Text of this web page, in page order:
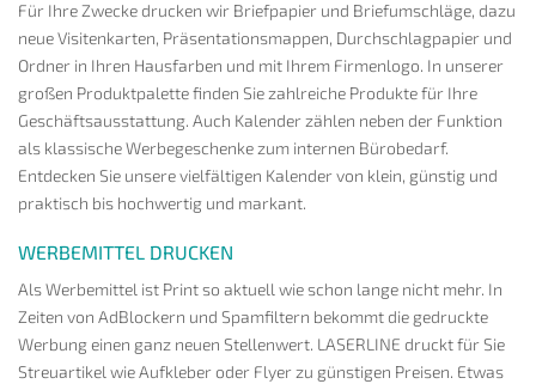
Für Ihre Zwecke drucken wir Briefpapier und Briefumschläge, dazu
neue Visitenkarten, Präsentationsmappen, Durchschlagpapier und
Ordner in Ihren Hausfarben und mit Ihrem Firmenlogo. In unserer
großen Produktpalette finden Sie zahlreiche Produkte für Ihre
Geschäftsausstattung. Auch Kalender zählen neben der Funktion
als klassische Werbegeschenke zum internen Bürobedarf.
Entdecken Sie unsere vielfältigen Kalender von klein, günstig und
praktisch bis hochwertig und markant.
WERBEMITTEL DRUCKEN
Als Werbemittel ist Print so aktuell wie schon lange nicht mehr. In
Zeiten von AdBlockern und Spamfiltern bekommt die gedruckte
Werbung einen ganz neuen Stellenwert. LASERLINE druckt für Sie
Streuartikel wie Aufkleber oder Flyer zu günstigen Preisen. Etwas